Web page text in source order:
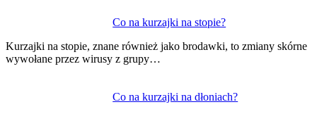
Co na kurzajki na stopie?
Kurzajki na stopie, znane również jako brodawki, to zmiany skórne
wywołane przez wirusy z grupy…
Co na kurzajki na dłoniach?